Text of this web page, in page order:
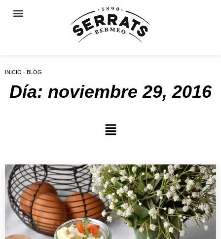
INICIO · BLOG
Día: noviembre 29, 2016